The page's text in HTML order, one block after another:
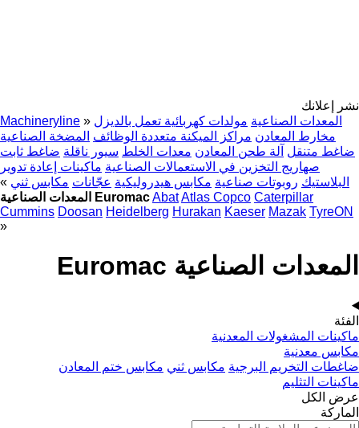
نشر إعلانك
Machineryline » المعدات الصناعية مولدات كهربائية تعمل بالديزل
مخارط المعادن مراكز الميكنة متعددة الوظائف المضخة الصناعية
ضاغط متنقل آلة طحن المعادن معدات الخلط سيور ناقلة ضاغط ثابت
صهاريج التخزين في الاستعمالات الصناعية ماكينات إعادة تدوير
البلاستيك روبوتات صناعية مكابس هيدروليكية عجّانات مكابس ثني »
المعدات الصناعية EuromacAbatAtlas Copco Caterpillar
Cummins Doosan Heidelberg Hurakan Kaeser Mazak TyreON
»
المعدات الصناعية Euromac
الفئة
ماكينات المشغولات المعدنية
مكابس معدنية
ضاغطات التخريم البرجية مكابس ثني مكابس ختم المعادن
ماكينات التثليم
عرض الكل
الماركة